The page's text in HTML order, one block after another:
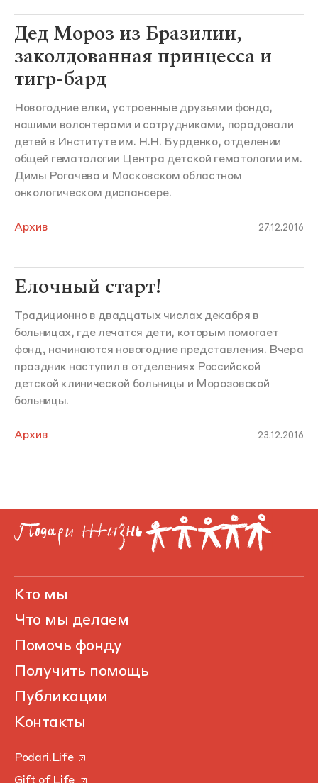
Дед Мороз из Бразилии,
заколдованная принцесса и
тигр-бард
Новогодние елки, устроенные друзьями фонда,
нашими волонтерами и сотрудниками, порадовали
детей в Институте им. Н.Н. Бурденко, отделении
общей гематологии Центра детской гематологии им.
Димы Рогачева и Московском областном
онкологическом диспансере.
Архив 27.12.2016
Елочный старт!
Традиционно в двадцатых числах декабря в
больницах, где лечатся дети, которым помогает
фонд, начинаются новогодние представления. Вчера
праздник наступил в отделениях Российской
детской клинической больницы и Морозовской
больницы.
Архив 23.12.2016
Кто мы
Что мы делаем
Помочь фонду
Получить помощь
Публикации
Контакты
Podari.Life